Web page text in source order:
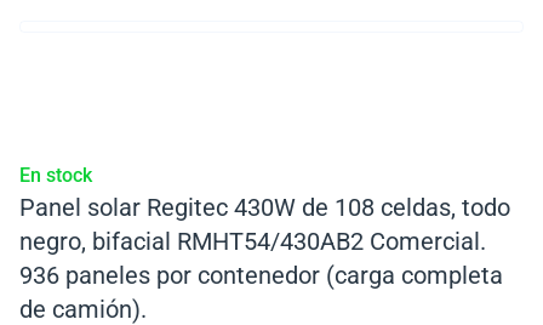
En stock
Panel solar Regitec 430W de 108 celdas, todo
negro, bifacial RMHT54/430AB2 Comercial.
936 paneles por contenedor (carga completa
de camión).